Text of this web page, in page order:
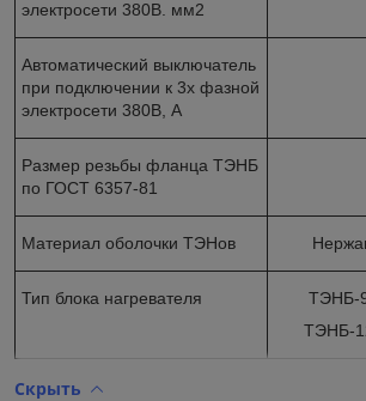
электросети 380В. мм2
Автоматический выключатель
при подключении к 3х фазной
электросети 380В, А
Размер резьбы фланца ТЭНБ
по ГОСТ 6357-81
Материал оболочки ТЭНов
Тип блока нагревателя
ТЭНБ-
ТЭНБ-
Скрыть